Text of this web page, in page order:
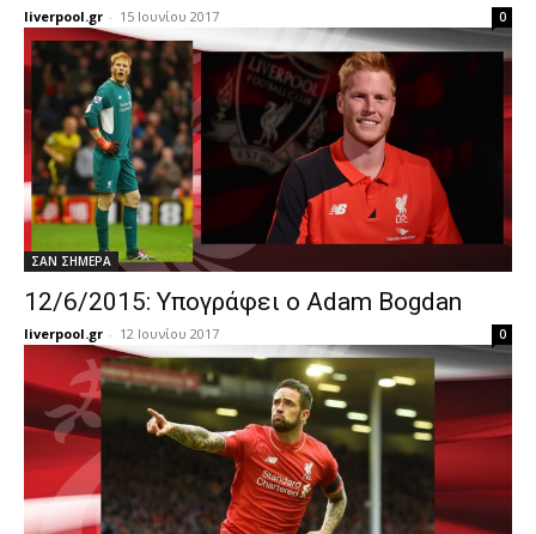
liverpool.gr - 15 Ιουνίου 2017 0
ΣΑΝ ΣΗΜΕΡΑ
12/6/2015: Υπογράφει ο Adam Bogdan
liverpool.gr - 12 Ιουνίου 2017 0